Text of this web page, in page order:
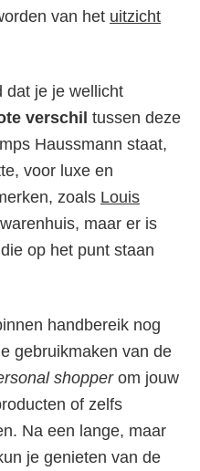
van het uitzicht
dat je je wellicht
verschil tussen deze
Haussmann staat,
voor luxe en
zoals Louis
maar er is
op het punt staan
handbereik nog
gebruikmaken van de
shopperom jouw
of zelfs
Na een lange, maar
je genieten van de